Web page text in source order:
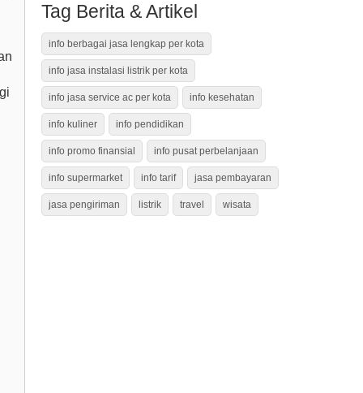
Tag Berita & Artikel
info berbagai jasa lengkap per kota
info jasa instalasi listrik per kota
info jasa service ac per kota info kesehatan
info kuliner info pendidikan
info promo finansial info pusat perbelanjaan
info supermarket info tarif jasa pembayaran
jasa pengiriman listrik travel wisata